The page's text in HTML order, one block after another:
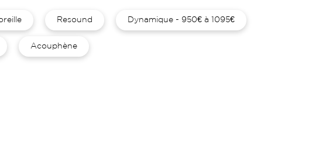
Resound Dynamique - 950€ à 1095€
Acouphène